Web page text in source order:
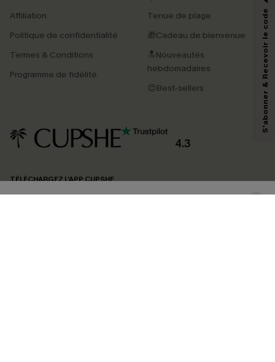
Affiliation
Politique de confidentialité
Termes & Conditions
Programme de fidélité
Tenue de plage
🎁Cadeau de bienvenue
🔝Nouveautés
hebdomadaires
😍Best-sellers
4.3
TÉLÉCHARGEZ L’APP CUPSHE
*Un code par commande, valable une seule fois.
En soumettant votre adresse e-mail, vous acceptez de recevoir des e-mails
marketing (y compris du contenu généré par l'IA) de Cupshe et
reconnaissez avoir pris connaissance de nos
pouvons utiliser les données collectées sur notre site ainsi que des
produits susceptibles de vous intéresser, conformément à notre
Politique de
confidentialité
. Vous pouvez vous désabonner à tout moment.
S'abonner & Recevoir le code